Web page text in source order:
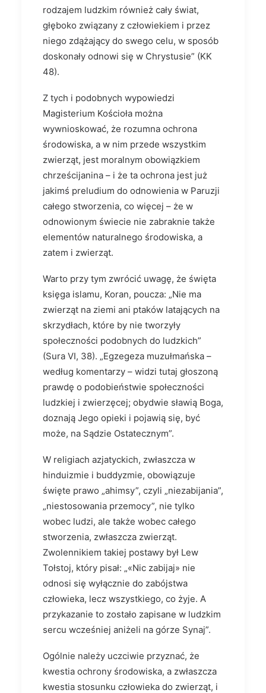
rodzajem ludzkim również cały świat,
głęboko związany z człowiekiem i przez
niego zdążający do swego celu, w sposób
doskonały odnowi się w Chrystusie” (KK
48).
Z tych i podobnych wypowiedzi
Magisterium Kościoła można
wywnioskować, że rozumna ochrona
środowiska, a w nim przede wszystkim
zwierząt, jest moralnym obowiązkiem
chrześcijanina – i że ta ochrona jest już
jakimś preludium do odnowienia w Paruzji
całego stworzenia, co więcej – że w
odnowionym świecie nie zabraknie także
elementów naturalnego środowiska, a
zatem i zwierząt.
Warto przy tym zwrócić uwagę, że święta
księga islamu, Koran, poucza: „Nie ma
zwierząt na ziemi ani ptaków latających na
skrzydłach, które by nie tworzyły
społeczności podobnych do ludzkich”
(Sura VI, 38). „Egzegeza muzułmańska –
według komentarzy – widzi tutaj głoszoną
prawdę o podobieństwie społeczności
ludzkiej i zwierzęcej; obydwie sławią Boga,
doznają Jego opieki i pojawią się, być
może, na Sądzie Ostatecznym”.
W religiach azjatyckich, zwłaszcza w
hinduizmie i buddyzmie, obowiązuje
święte prawo „ahimsy”, czyli „niezabijania”,
„niestosowania przemocy”, nie tylko
wobec ludzi, ale także wobec całego
stworzenia, zwłaszcza zwierząt.
Zwolennikiem takiej postawy był Lew
Tołstoj, który pisał: „«Nic zabijaj» nie
odnosi się wyłącznie do zabójstwa
człowieka, lecz wszystkiego, co żyje. A
przykazanie to zostało zapisane w ludzkim
sercu wcześniej aniżeli na górze Synaj”.
Ogólnie należy uczciwie przyznać, że
kwestia ochrony środowiska, a zwłaszcza
kwestia stosunku człowieka do zwierząt, i